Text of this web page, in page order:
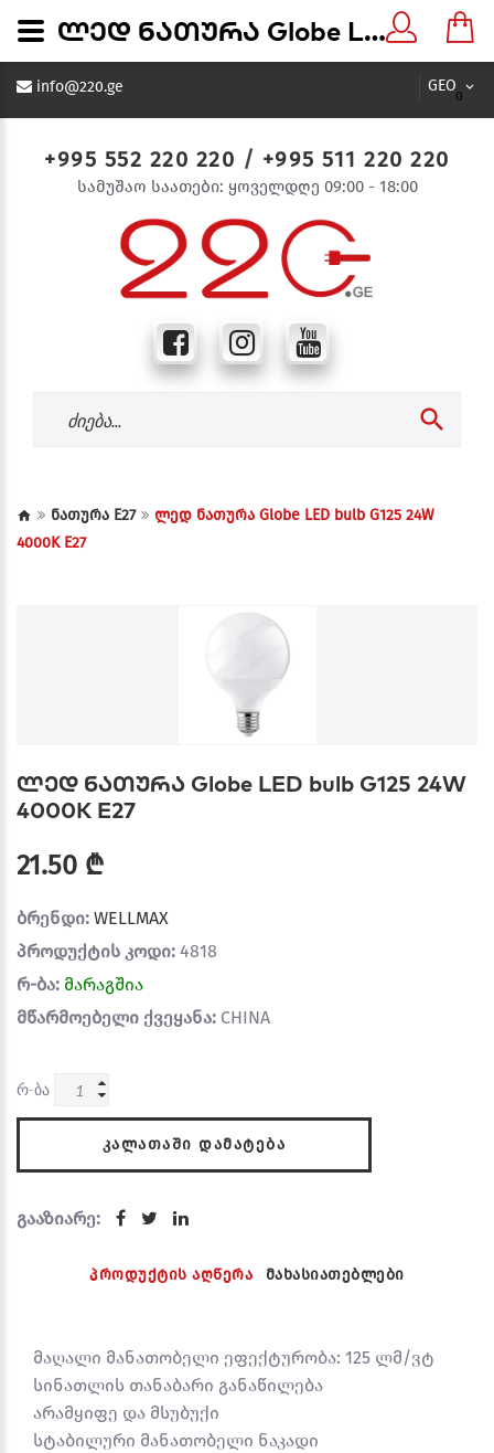
GEO
0
info@220.ge
+995 552 220 220 / +995 511 220 220
სამუშაო საათები: ყოველდღე 09:00 - 18:00
ნათურა E27
ლედ ნათურა Globe LED bulb G125 24W
4000K E27
ლედ ნათურა Globe LED bulb G125 24W
4000K E27
21.50 ₾
ბრენდი: WELLMAX
პროდუქტის კოდი: 4818
რ-ბა: მარაგშია
მწარმოებელი ქვეყანა: CHINA
რ-ბა
ᲙᲐᲚᲐᲗᲐᲨᲘ ᲓᲐᲛᲐᲢᲔᲑᲐ
გააზიარე:
პროდუქტის აღწერა მახასიათებლები
მაღალი მანათობელი ეფექტურობა: 125 ლმ/ვტ
სინათლის თანაბარი განაწილება
არამყიფე და მსუბუქი
სტაბილური მანათობელი ნაკადი
ლედ ნათურა Globe LED bulb G125 24W 4000K E27 - 220.ge